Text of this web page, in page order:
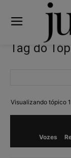
Tag do
Visualizando tópico
Vozes